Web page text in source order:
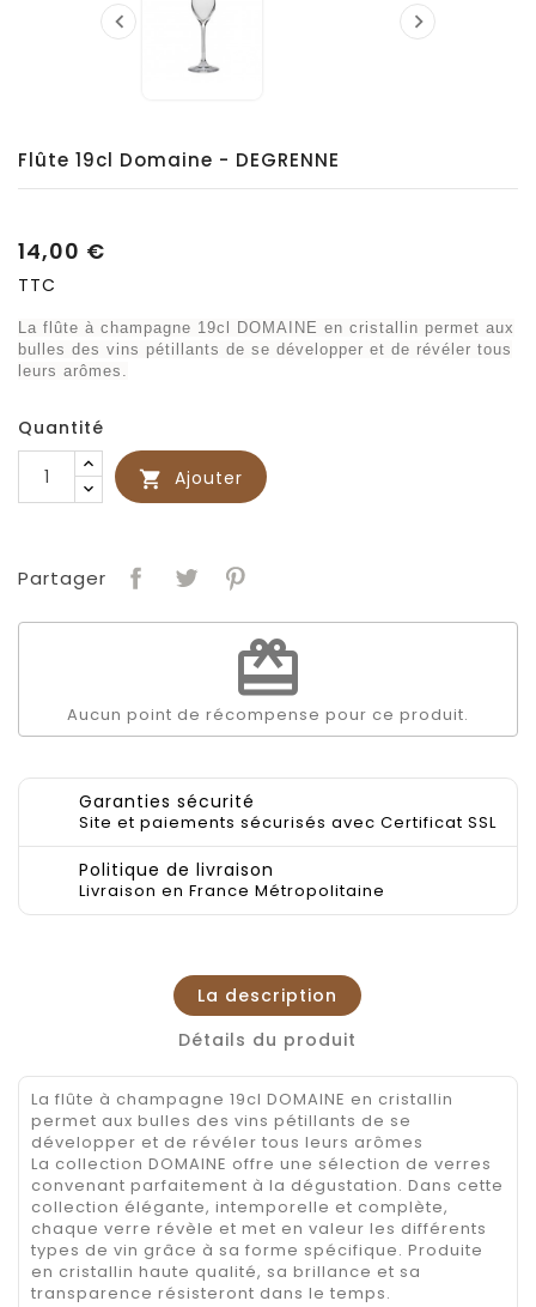
 
Flûte 19cl Domaine - DEGRENNE
14,00 €
TTC
La flûte à champagne 19cl DOMAINE en cristallin permet aux
bulles des vins pétillants de se développer et de révéler tous
leurs arômes.
Quantité
 Ajouter
Partager
redeem
Aucun point de récompense pour ce produit.
Garanties sécurité
Site et paiements sécurisés avec Certificat SSL
Politique de livraison
Livraison en France Métropolitaine
La description
Détails du produit
La flûte à champagne 19cl DOMAINE en cristallin
permet aux bulles des vins pétillants de se
développer et de révéler tous leurs arômes
La collection DOMAINE offre une sélection de verres
convenant parfaitement à la dégustation. Dans cette
collection élégante, intemporelle et complète,
chaque verre révèle et met en valeur les différents
types de vin grâce à sa forme spécifique. Produite
en cristallin haute qualité, sa brillance et sa
transparence résisteront dans le temps.